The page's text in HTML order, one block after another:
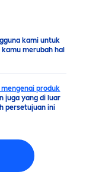
kami untuk
merubah hal
produk
juga yang di luar
persetujuan ini